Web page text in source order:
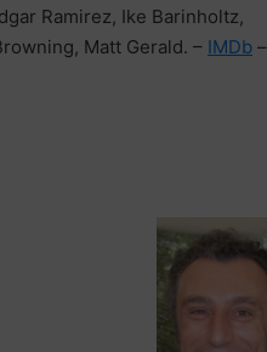
Ramirez, Ike Barinholtz,
Matt Gerald. – IMDb –